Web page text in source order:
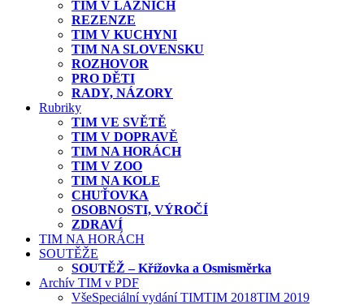
TIM V LÁZNÍCH
REZENZE
TIM V KUCHYNI
TIM NA SLOVENSKU
ROZHOVOR
PRO DĚTI
RADY, NÁZORY
Rubriky
TIM VE SVĚTĚ
TIM V DOPRAVĚ
TIM NA HORÁCH
TIM V ZOO
TIM NA KOLE
CHUŤOVKA
OSOBNOSTI, VÝROČÍ
ZDRAVÍ
TIM NA HORÁCH
SOUTĚŽE
SOUTĚŽ – Křížovka a Osmisměrka
Archív TIM v PDF
VšeSpeciální vydání TIMTIM 2018TIM 2019